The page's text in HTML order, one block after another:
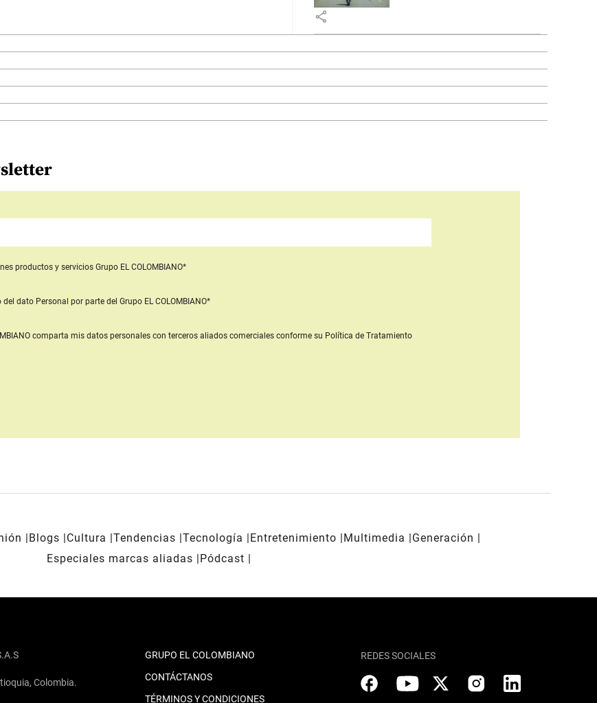
share
productos y servicios Grupo EL COLOMBIANO*
dato Personal por parte del Grupo EL COLOMBIANO*
comparta mis datos personales con terceros aliados comercialesconforme su Política de Tratamiento
Blogs Cultura Tendencias Tecnología Entretenimiento Multimedia
Generación
Especiales marcas aliadas
Pódcast
Colombia.
GRUPO EL COLOMBIANO
CONTÁCTANOS
TÉRMINOS Y CONDICIONES
REDES SOCIALES